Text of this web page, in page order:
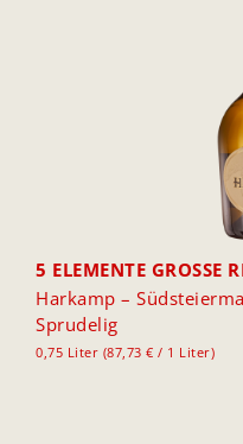
5 ELEMENTE GROSSE
Harkamp –
Sprudelig
0,75 Liter (87,73 € / 1 Liter)